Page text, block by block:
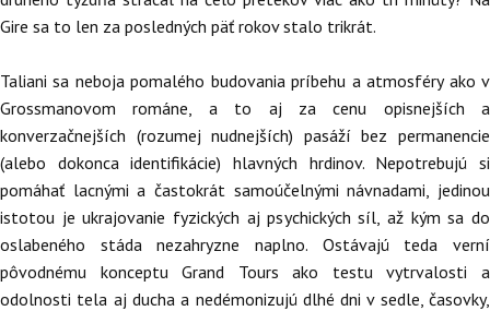
Gire sa to len za posledných päť rokov stalo trikrát.
Taliani sa neboja pomalého budovania príbehu a atmosféry ako v
Grossmanovom románe, a to aj za cenu opisnejších a
konverzačnejších (rozumej nudnejších) pasáží bez permanencie
(alebo dokonca identifikácie) hlavných hrdinov. Nepotrebujú si
pomáhať lacnými a častokrát samoúčelnými návnadami, jedinou
istotou je ukrajovanie fyzických aj psychických síl, až kým sa do
oslabeného stáda nezahryzne naplno. Ostávajú teda verní
pôvodnému konceptu Grand Tours ako testu vytrvalosti a
odolnosti tela aj ducha a nedémonizujú dlhé dni v sedle, časovky,